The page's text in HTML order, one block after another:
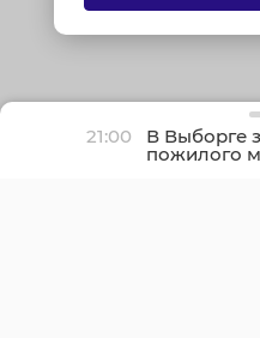
21:00 В Выборге
пожилого